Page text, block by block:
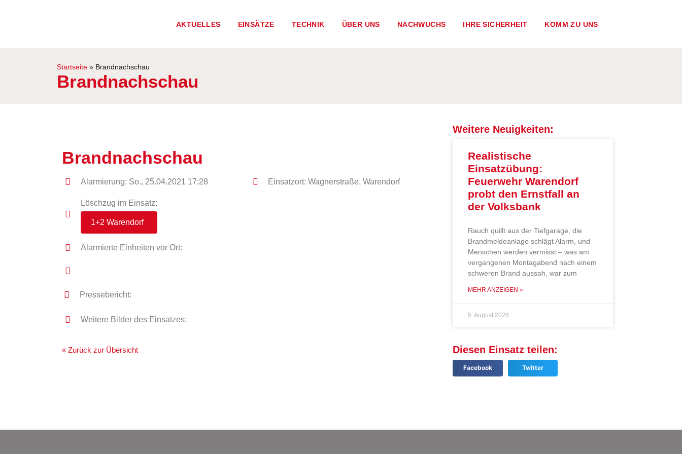
AKTUELLES EINSÄTZE TECHNIK ÜBER UNS NACHWUCHS IHRE SICHERHEIT KOMM ZU UNS
Startseite » Brandnachschau
Brandnachschau
Brandnachschau
Alarmierung: So., 25.04.2021 17:28 Einsatzort: Wagnerstraße, Warendorf
Löschzug im Einsatz:
1+2 Warendorf
Alarmierte Einheiten vor Ort:
Pressebericht:
Weitere Bilder des Einsatzes:
« Zurück zur Übersicht
Weitere Neuigkeiten:
Realistische
Einsatzübung:
Feuerwehr Warendorf
probt den Ernstfall an
der Volksbank
Rauch quillt aus der Tiefgarage, die
Brandmeldeanlage schlägt Alarm, und
Menschen werden vermisst – was am
vergangenen Montagabend nach einem
schweren Brand aussah, war zum
MEHR ANZEIGEN »
5. August 2026
Diesen Einsatz teilen:
Facebook Twitter